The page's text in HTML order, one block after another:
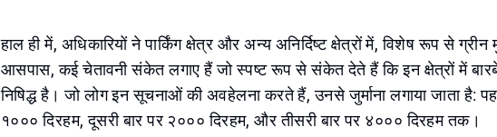
हाल ही में, अधिकारियों ने पार्किंग क्षेत्र और अन्य अनिर्दिष्ट क्षेत्रों में, विशेष रूप से ग्रीन
आसपास, कई चेतावनी संकेत लगाए हैं जो स्पष्ट रूप से संकेत देते हैं कि इन क्षेत्रों में
निषिद्ध है। जो लोग इन सूचनाओं की अवहेलना करते हैं, उनसे जुर्माना लगाया जाता है:
१००० दिरहम, दूसरी बार पर २००० दिरहम, और तीसरी बार पर ४००० दिरहम तक।